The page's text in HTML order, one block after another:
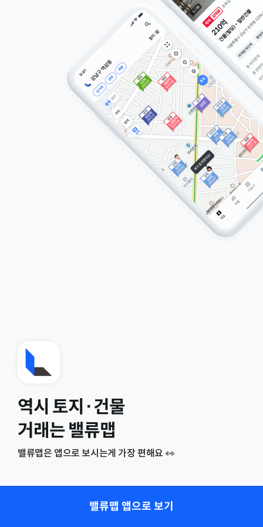
역시 토지·건물
거래는 밸류맵
밸류맵은 앱으로 보시는게 가장 편해요 👀
밸류맵 앱으로 보기